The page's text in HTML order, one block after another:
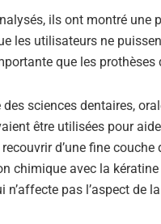
ils ont montré
les utilisateurs ne
que les prothèses
sciences dentaires,
être utilisées pour
d’une fine
chimique avec la
pas l’aspect de